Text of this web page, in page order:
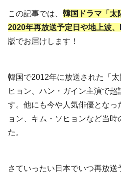
この記事では、 韓国ドラマ「太
2020年再放送予定日や地上波
版でお届けします！
韓国で2012年に放送された「
ヒョン、ハン・ガイン主演で
す。他にも今や人気俳優となっ
ョン、キム・ソヒョンなど当
た。
さていったい日本でいつ再放送